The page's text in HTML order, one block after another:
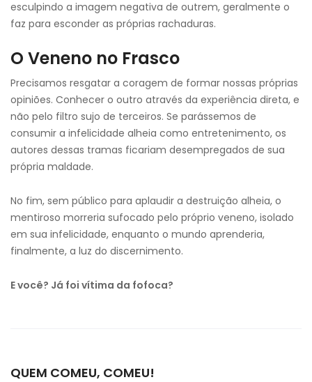
esculpindo a imagem negativa de outrem, geralmente o
faz para esconder as próprias rachaduras.
O Veneno no Frasco
Precisamos resgatar a coragem de formar nossas próprias
opiniões. Conhecer o outro através da experiência direta, e
não pelo filtro sujo de terceiros. Se parássemos de
consumir a infelicidade alheia como entretenimento, os
autores dessas tramas ficariam desempregados de sua
própria maldade.
No fim, sem público para aplaudir a destruição alheia, o
mentiroso morreria sufocado pelo próprio veneno, isolado
em sua infelicidade, enquanto o mundo aprenderia,
finalmente, a luz do discernimento.
E você? Já foi vítima da fofoca?
QUEM COMEU, COMEU!